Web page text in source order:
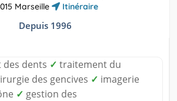
Marseille
Itinéraire
Depuis 1996
des dents ✓ traitement du
des gencives ✓ imagerie
✓ gestion des